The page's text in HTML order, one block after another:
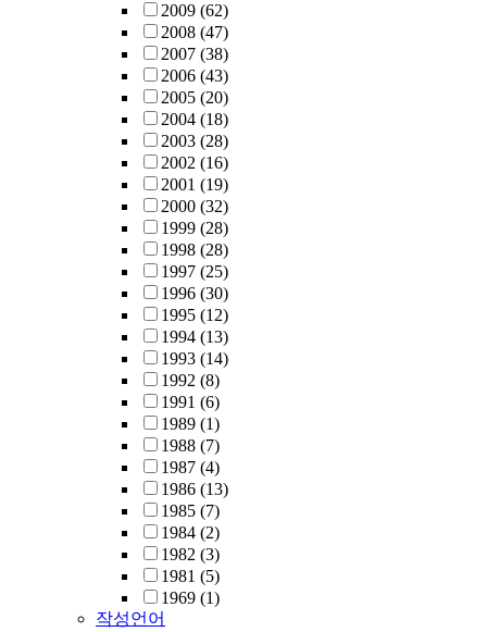
2009 (62)
2008 (47)
2007 (38)
2006 (43)
2005 (20)
2004 (18)
2003 (28)
2002 (16)
2001 (19)
2000 (32)
1999 (28)
1998 (28)
1997 (25)
1996 (30)
1995 (12)
1994 (13)
1993 (14)
1992 (8)
1991 (6)
1989 (1)
1988 (7)
1987 (4)
1986 (13)
1985 (7)
1984 (2)
1982 (3)
1981 (5)
1969 (1)
작성언어